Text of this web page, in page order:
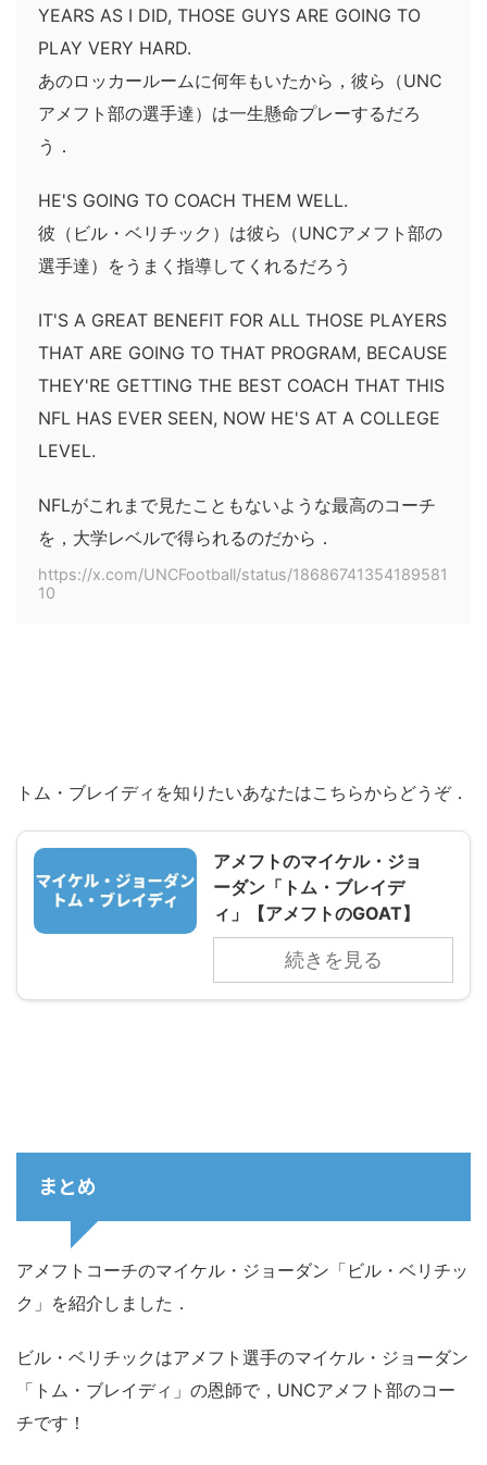
YEARS AS I DID, THOSE GUYS ARE GOING TO
PLAY VERY HARD.
あのロッカールームに何年もいたから，彼ら（UNC
アメフト部の選手達）は一生懸命プレーするだろ
う．
HE'S GOING TO COACH THEM WELL.
彼（ビル・ベリチック）は彼ら（UNCアメフト部の
選手達）をうまく指導してくれるだろう
IT'S A GREAT BENEFIT FOR ALL THOSE PLAYERS
THAT ARE GOING TO THAT PROGRAM, BECAUSE
THEY'RE GETTING THE BEST COACH THAT THIS
NFL HAS EVER SEEN, NOW HE'S AT A COLLEGE
LEVEL.
NFLがこれまで見たこともないような最高のコーチ
を，大学レベルで得られるのだから．
https://x.com/UNCFootball/status/18686741354189581
10
トム・ブレイディを知りたいあなたはこちらからどうぞ．
アメフトのマイケル・ジョ
ーダン「トム・ブレイデ
ィ」【アメフトのGOAT】
続きを見る
まとめ
アメフトコーチのマイケル・ジョーダン「ビル・ベリチッ
ク」を紹介しました．
ビル・ベリチックはアメフト選手のマイケル・ジョーダン
「トム・ブレイディ」の恩師で，UNCアメフト部のコー
チです！